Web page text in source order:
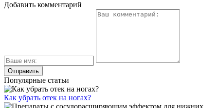
Добавить комментарий
Популярные статьи
Как убрать отек на ногах?